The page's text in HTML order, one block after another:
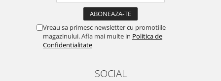
Vreau sa primesc newsletter cu promotiile
magazinului. Afla mai multe in Politica de
Confidentialitate
SOCIAL